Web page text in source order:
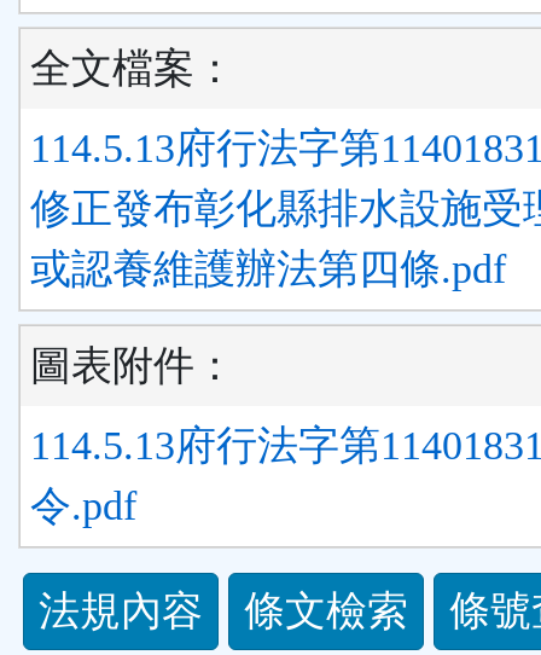
全文檔案：
114.5.13府行法字第
修正發布彰化縣排水設施受
或認養維護辦法第四條.pdf
圖表附件：
114.5.13府行法字第
令.pdf
法
法規內容 條文檢索
條